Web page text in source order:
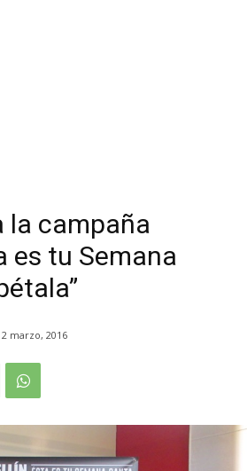
la campaña
es tu Semana
2 marzo, 2016